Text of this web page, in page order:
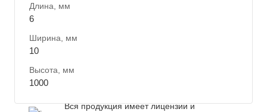
Длина, мм
6
Ширина, мм
10
Высота, мм
1000
Вся продукция имеет лицензии и